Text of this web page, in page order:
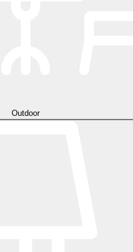
Outdoor